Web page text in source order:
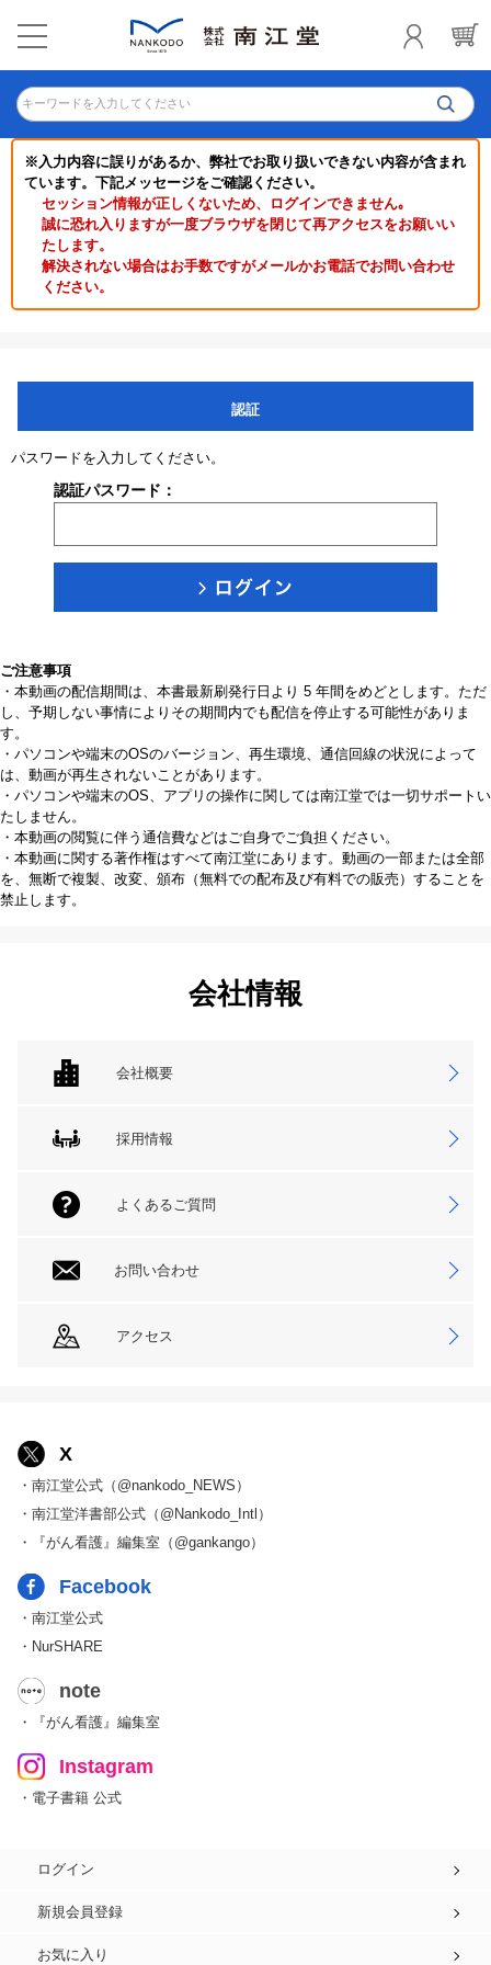
キーワードを入力してください
※入力内容に誤りがあるか、弊社でお取り扱いできない内容が含まれ
ています。下記メッセージをご確認ください。
セッション情報が正しくないため、ログインできません｡
誠に恐れ入りますが一度ブラウザを閉じて再アクセスをお願いい
たします。
解決されない場合はお手数ですがメールかお電話でお問い合わせ
ください。
認証
パスワードを入力してください。
認証パスワード：
ご注意事項
・本動画の配信期間は、本書最新刷発行日より 5 年間をめどとします。ただ
し、予期しない事情によりその期間内でも配信を停止する可能性がありま
す。
・パソコンや端末のOSのバージョン、再生環境、通信回線の状況によって
は、動画が再生されないことがあります。
・パソコンや端末のOS、アプリの操作に関しては南江堂では一切サポートい
たしません。
・本動画の閲覧に伴う通信費などはご自身でご負担ください。
・本動画に関する著作権はすべて南江堂にあります。動画の一部または全部
を、無断で複製、改変、頒布（無料での配布及び有料での販売）することを
禁止します。
会社情報
会社概要
採用情報
よくあるご質問
お問い合わせ
アクセス
X
・南江堂公式（@nankodo_NEWS）
・南江堂洋書部公式（@Nankodo_Intl）
・『がん看護』編集室（@gankango）
Facebook
・南江堂公式
・NurSHARE
note
・『がん看護』編集室
Instagram
・電子書籍 公式
ログイン
新規会員登録
お気に入り